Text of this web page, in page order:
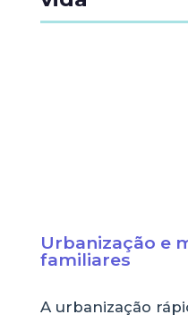
Urbanização e
familiares
A urbanização